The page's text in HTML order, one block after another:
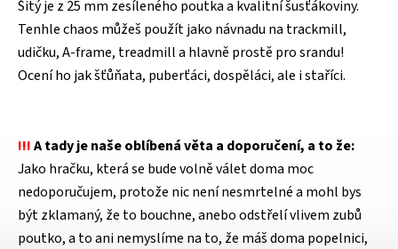
Šitý je z 25 mm zesíleného poutka a kvalitní šusťákoviny.
Tenhle chaos můžeš použít jako návnadu na trackmill,
udičku, A-frame, treadmill a hlavně prostě pro srandu!
Ocení ho jak šťůňata, puberťáci, dospěláci, ale i staříci.
!!!A tady je naše oblíbená věta a doporučení, a to že:
Jako hračku, která se bude volně válet doma moc
nedoporučujem, protože nic není nesmrtelné a mohl bys
být zklamaný, že to bouchne, anebo odstřelí vlivem zubů
poutko, a to ani nemyslíme na to, že máš doma popelnici,